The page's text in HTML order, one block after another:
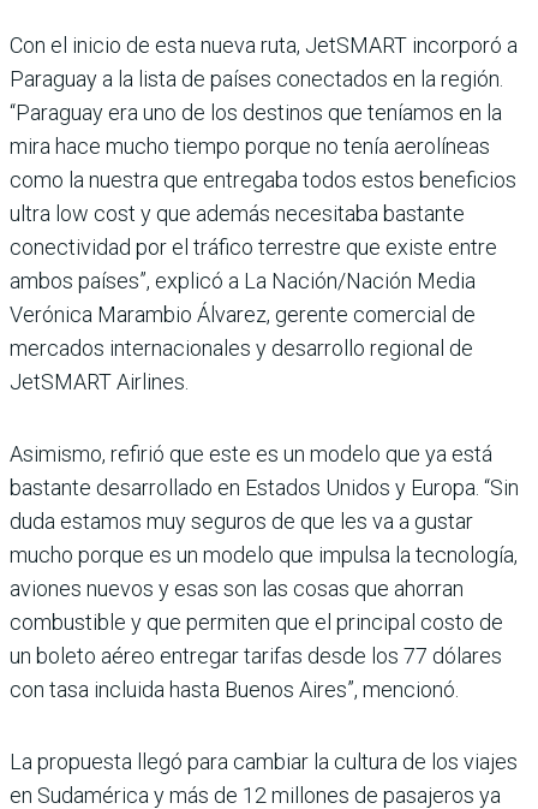
Con el inicio de esta nueva ruta, JetSMART incorporó a
Paraguay a la lista de países conectados en la región.
“Paraguay era uno de los destinos que teníamos en la
mira hace mucho tiempo porque no tenía aerolíneas
como la nuestra que entregaba todos estos beneficios
ultra low cost y que además necesitaba bastante
conectividad por el tráfico terrestre que existe entre
ambos países”, explicó a La Nación/Nación Media
Verónica Marambio Álvarez, gerente comercial de
mercados internacionales y desarrollo regional de
JetSMART Airlines.
Asimismo, refirió que este es un modelo que ya está
bastante desarrollado en Estados Unidos y Europa. “Sin
duda estamos muy seguros de que les va a gustar
mucho porque es un modelo que impulsa la tecnología,
aviones nuevos y esas son las cosas que ahorran
combustible y que permiten que el principal costo de
un boleto aéreo entregar tarifas desde los 77 dólares
con tasa incluida hasta Buenos Aires”, mencionó.
La propuesta llegó para cambiar la cultura de los viajes
en Sudamérica y más de 12 millones de pasajeros ya